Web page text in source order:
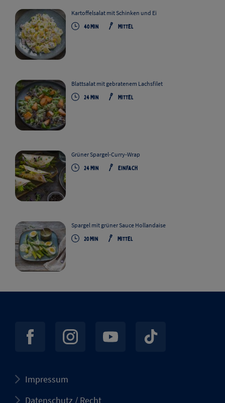
Kartoffelsalat mit Schinken und Ei
40Min Mittel
Blattsalat mit gebratenem Lachsfilet
24Min Mittel
Grüner Spargel-Curry-Wrap
24Min Einfach
Spargel mit grüner Sauce Hollandaise
20Min Mittel
Impressum
Datenschutz / Recht